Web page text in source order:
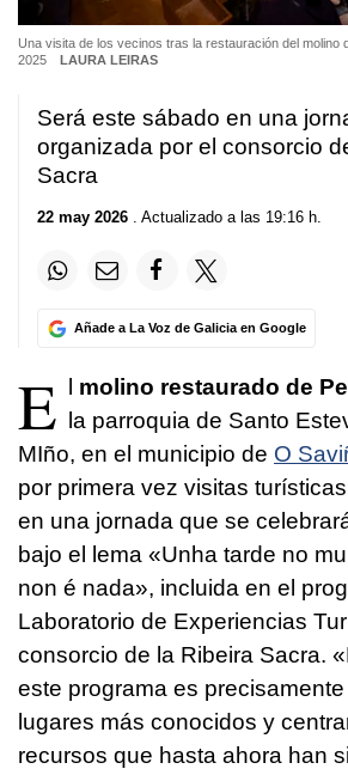
Una visita de los vecinos tras la restauración del molino
2025
LAURA LEIRAS
Será este sábado en una
organizada por el consorcio
Sacra
22 may 2026 . Actualizado a las 19:16 h.
Añade a La Voz de Galicia en Google
E molino restaurado de
la parroquia de Santo
MIño, en el municipio de O
por primera vez visitas
en una jornada que se
bajo el lema «Unha tarde no
non é nada», incluida en el
Laboratorio de Experiencias
consorcio de la Ribeira Sacra.
este programa es
lugares más conocidos y
recursos que hasta ahora han